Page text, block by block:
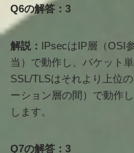
Q6の解答：3
解説： IPsecはIP層（OSI
当）で動作し、パケット
SSL/TLSはそれより上位
ーション層の間）で動作
します。
Q7の解答：3